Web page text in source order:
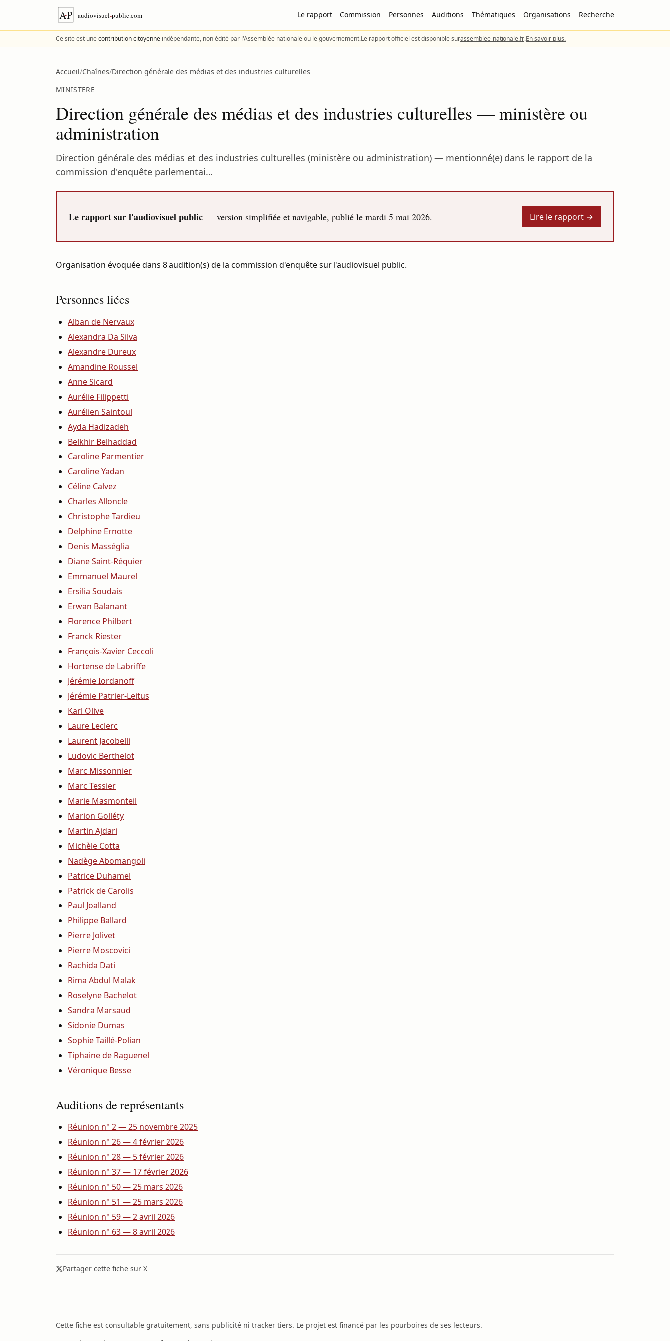
Aller au contenu
Le rapport Commission Personnes Auditions Thématiques Organisations Recherche
Ce site est unecontribution citoyenne indépendante, non édité par l'Assemblée nationale ou le gouvernement.Le rapport officiel est disponible surassemblee-nationale.fr.En savoir plus.
Accueil/Chaînes/Direction générale des médias et des industries culturelles
MINISTERE
Direction générale des médias et des industries culturelles — ministère ou
administration
Direction générale des médias et des industries culturelles (ministère ou administration) — mentionné(e) dans le rapport de la
commission d'enquête parlementai…
Le rapport sur l'audiovisuel public — version simplifiée et navigable, publié le mardi 5 mai 2026. Lire le rapport →
Organisation évoquée dans 8 audition(s) de la commission d'enquête sur l'audiovisuel public.
Personnes liées
Alban de Nervaux
Alexandra Da Silva
Alexandre Dureux
Amandine Roussel
Anne Sicard
Aurélie Filippetti
Aurélien Saintoul
Ayda Hadizadeh
Belkhir Belhaddad
Caroline Parmentier
Caroline Yadan
Céline Calvez
Charles Alloncle
Christophe Tardieu
Delphine Ernotte
Denis Masséglia
Diane Saint-Réquier
Emmanuel Maurel
Ersilia Soudais
Erwan Balanant
Florence Philbert
Franck Riester
François-Xavier Ceccoli
Hortense de Labriffe
Jérémie Iordanoff
Jérémie Patrier-Leitus
Karl Olive
Laure Leclerc
Laurent Jacobelli
Ludovic Berthelot
Marc Missonnier
Marc Tessier
Marie Masmonteil
Marion Golléty
Martin Ajdari
Michèle Cotta
Nadège Abomangoli
Patrice Duhamel
Patrick de Carolis
Paul Joalland
Philippe Ballard
Pierre Jolivet
Pierre Moscovici
Rachida Dati
Rima Abdul Malak
Roselyne Bachelot
Sandra Marsaud
Sidonie Dumas
Sophie Taillé-Polian
Tiphaine de Raguenel
Véronique Besse
Auditions de représentants
Réunion n° 2 — 25 novembre 2025
Réunion n° 26 — 4 février 2026
Réunion n° 28 — 5 février 2026
Réunion n° 37 — 17 février 2026
Réunion n° 50 — 25 mars 2026
Réunion n° 51 — 25 mars 2026
Réunion n° 59 — 2 avril 2026
Réunion n° 63 — 8 avril 2026
Partager cette fiche sur X
Cette fiche est consultable gratuitement, sans publicité ni tracker tiers. Le projet est financé par les pourboires de ses lecteurs.